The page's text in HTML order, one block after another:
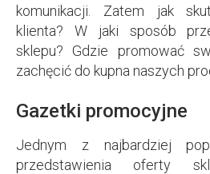
komunikacji. Zatem jak
klienta? W jaki sposób
sklepu? Gdzie promować
zachęcić do kupna naszych
Gazetki promocyjne
Jednym z najbardziej
przedstawienia oferty